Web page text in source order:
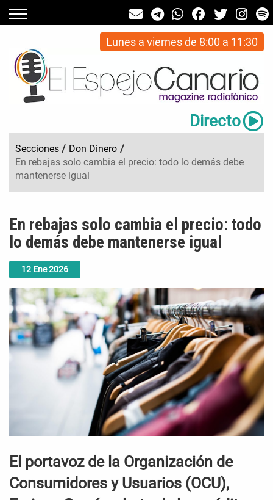
Lunes a viernes de 8:00 a 11:30
Directo
Secciones / Don Dinero /
En rebajas solo cambia el precio: todo lo demás debe
mantenerse igual
12 Ene2026
En rebajas solo cambia el precio: todo
lo demás debe mantenerse igual
El portavoz de la Organización de
Consumidores y Usuarios (OCU),